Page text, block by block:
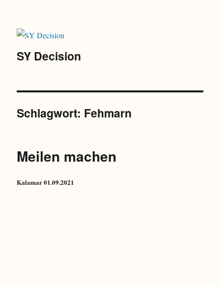
SY Decision
Schlagwort: Fehmarn
Meilen machen
Kalamar 01.09.2021